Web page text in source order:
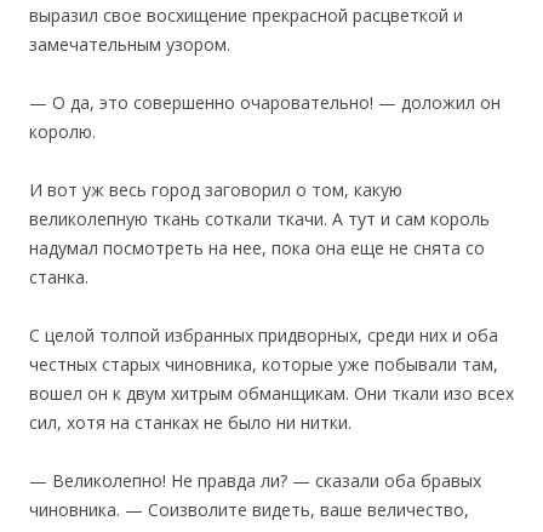
выразил свое восхищение прекрасной расцветкой и
замечательным узором.
— О да, это совершенно очаровательно! — доложил он
королю.
И вот уж весь город заговорил о том, какую
великолепную ткань соткали ткачи. А тут и сам король
надумал посмотреть на нее, пока она еще не снята со
станка.
С целой толпой избранных придворных, среди них и оба
честных старых чиновника, которые уже побывали там,
вошел он к двум хитрым обманщикам. Они ткали изо всех
сил, хотя на станках не было ни нитки.
— Великолепно! Не правда ли? — сказали оба бравых
чиновника. — Соизволите видеть, ваше величество,